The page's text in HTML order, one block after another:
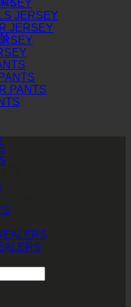
JERSEY
JERSEY
PANTS
ด
กะปิ